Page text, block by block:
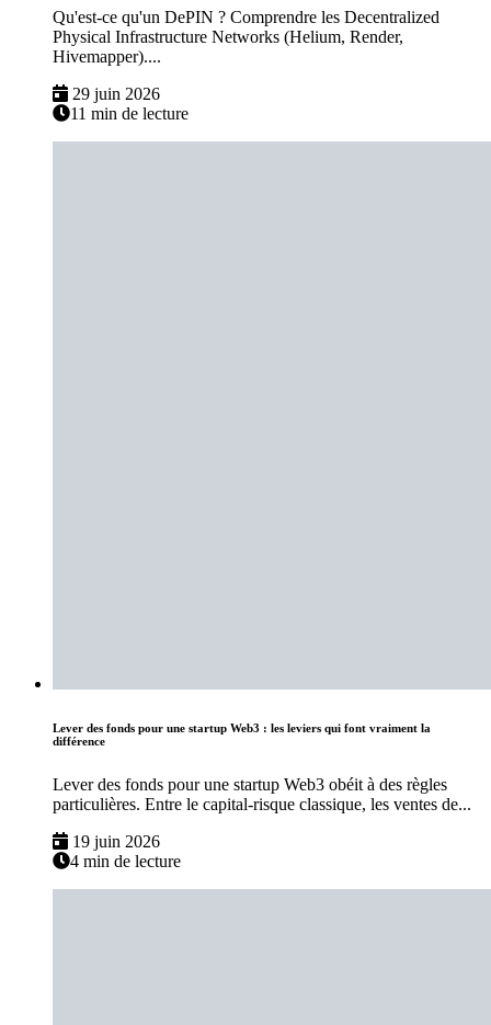
Qu'est-ce qu'un DePIN ? Comprendre les Decentralized
Physical Infrastructure Networks (Helium, Render,
Hivemapper)....
29 juin 2026
11 min de lecture
Lever des fonds pour une startup Web3 : les leviers qui font vraiment la
différence
Lever des fonds pour une startup Web3 obéit à des règles
particulières. Entre le capital-risque classique, les ventes de...
19 juin 2026
4 min de lecture